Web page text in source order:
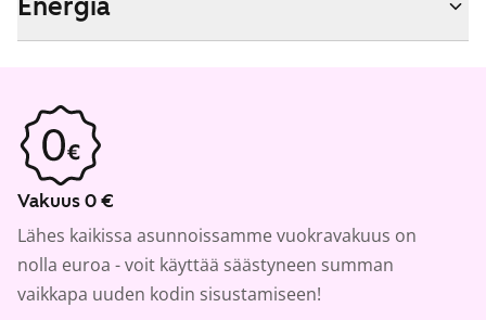
Energia
Vakuus 0 €
Lähes kaikissa asunnoissamme vuokravakuus on
nolla euroa - voit käyttää säästyneen summan
vaikkapa uuden kodin sisustamiseen!